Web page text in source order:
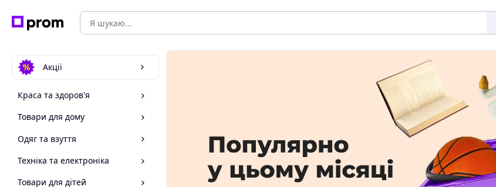
Акції
Краса та здоров'я
Товари для дому
Одяг та взуття
Техніка та електроніка
Товари для дітей